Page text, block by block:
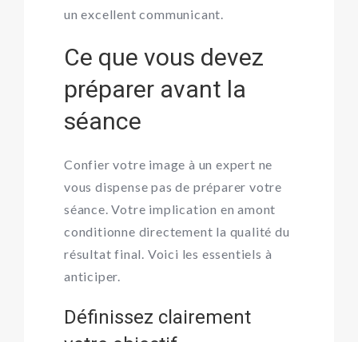
un excellent communicant.
Ce que vous devez
préparer avant la
séance
Confier votre image à un expert ne
vous dispense pas de préparer votre
séance. Votre implication en amont
conditionne directement la qualité du
résultat final. Voici les essentiels à
anticiper.
Définissez clairement